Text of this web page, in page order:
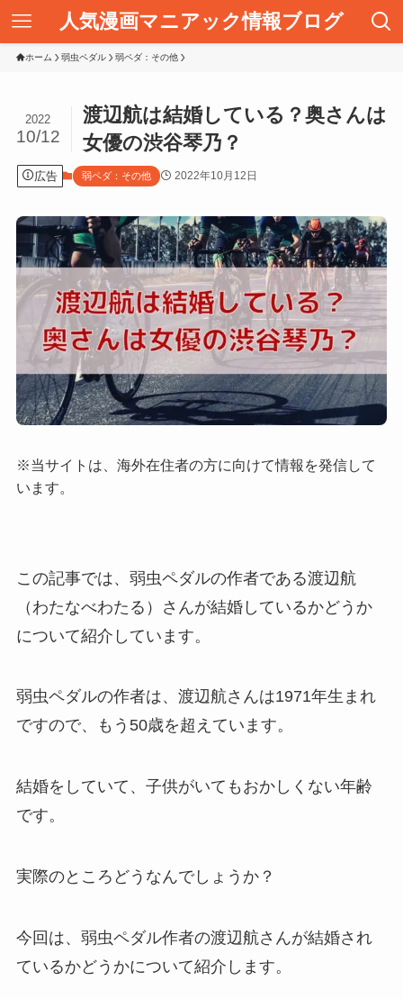
人気漫画マニアック情報ブログ
ホーム 弱虫ペダル 弱ペダ：その他
渡辺航は結婚している？奥さんは
女優の渋谷琴乃？
2022
10/12
広告 弱ペダ：その他 2022年10月12日
※当サイトは、海外在住者の方に向けて情報を発信して
います。
この記事では、弱虫ペダルの作者である渡辺航
（わたなべわたる）さんが結婚しているかどうか
について紹介しています。
弱虫ペダルの作者は、渡辺航さんは1971年生まれ
ですので、もう50歳を超えています。
結婚をしていて、子供がいてもおかしくない年齢
です。
実際のところどうなんでしょうか？
今回は、弱虫ペダル作者の渡辺航さんが結婚され
ているかどうかについて紹介します。